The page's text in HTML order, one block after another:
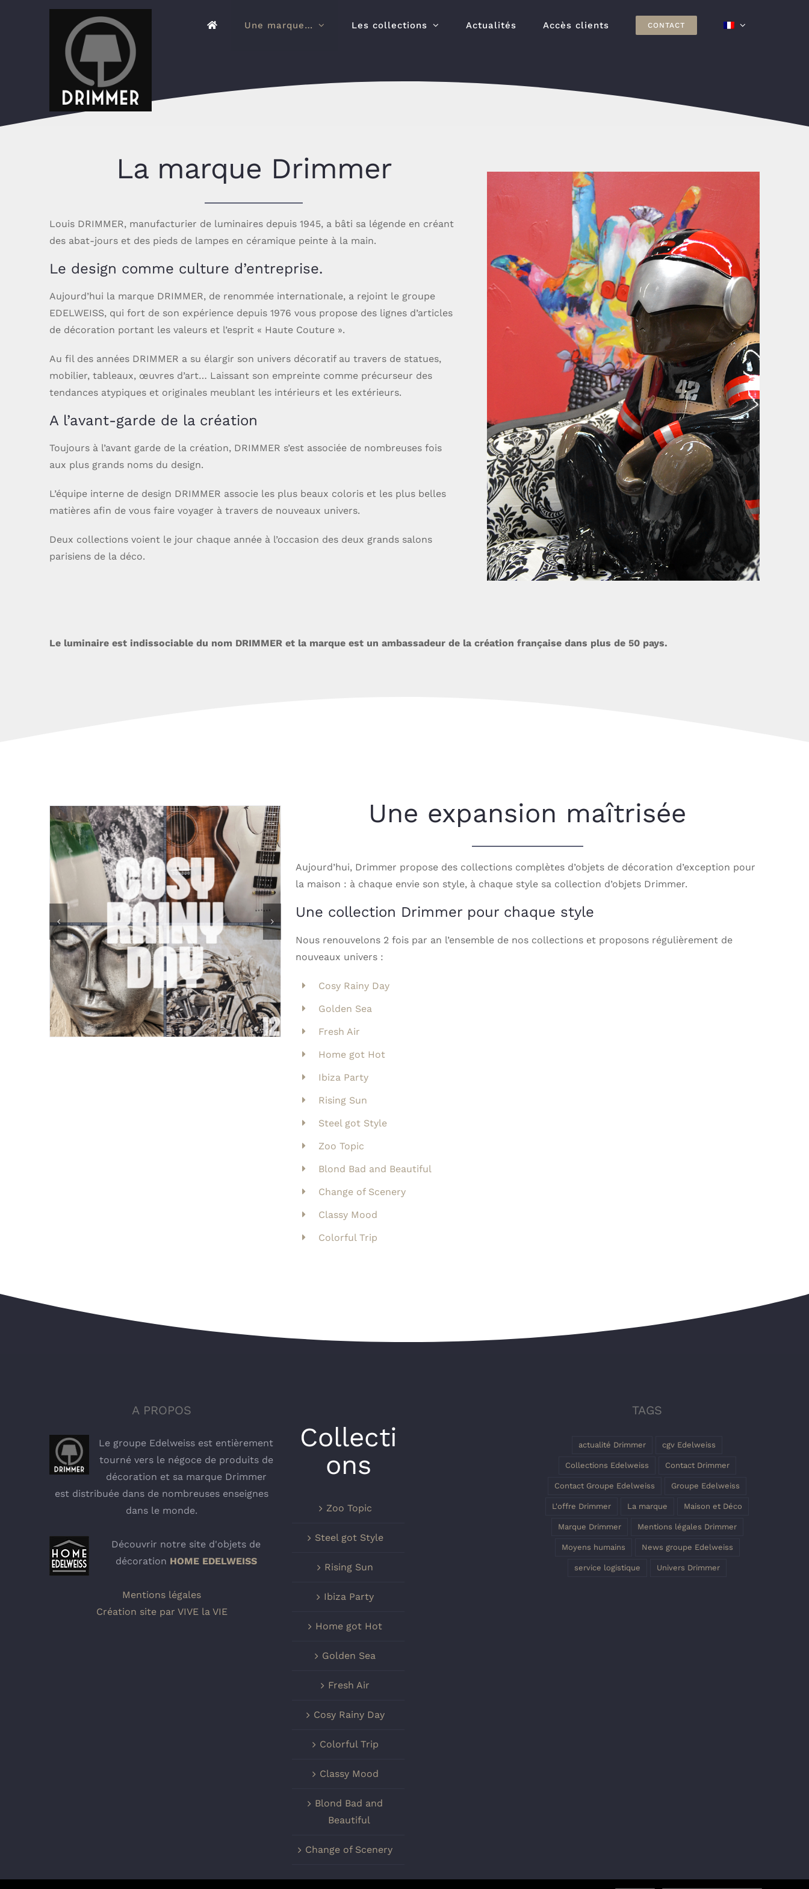
Une marque… Les collections Actualités Accès clients CONTACT
La marque Drimmer
Louis DRIMMER, manufacturier de luminaires depuis 1945, a bâti sa légende en créant
des abat-jours et des pieds de lampes en céramique peinte à la main.
Le design comme culture d’entreprise.
Aujourd’hui la marque DRIMMER, de renommée internationale, a rejoint le groupe
EDELWEISS, qui fort de son expérience depuis 1976 vous propose des lignes d’articles
de décoration portant les valeurs et l’esprit « Haute Couture ».
Au fil des années DRIMMER a su élargir son univers décoratif au travers de statues,
mobilier, tableaux, œuvres d’art… Laissant son empreinte comme précurseur des
tendances atypiques et originales meublant les intérieurs et les extérieurs.
A l’avant-garde de la création
Toujours à l’avant garde de la création, DRIMMER s’est associée de nombreuses fois
aux plus grands noms du design.
L’équipe interne de design DRIMMER associe les plus beaux coloris et les plus belles
matières afin de vous faire voyager à travers de nouveaux univers.
Deux collections voient le jour chaque année à l’occasion des deux grands salons
parisiens de la déco.
Le luminaire est indissociable du nom DRIMMER et la marque est un ambassadeur de la création française dans plus de 50 pays.
Une expansion maîtrisée
Aujourd’hui, Drimmer propose des collections complètes d’objets de décoration d’exception pour
la maison : à chaque envie son style, à chaque style sa collection d’objets Drimmer.
Une collection Drimmer pour chaque style
Nous renouvelons 2 fois par an l’ensemble de nos collections et proposons régulièrement de
nouveaux univers :
Cosy Rainy Day
Golden Sea
Fresh Air
Home got Hot
Ibiza Party
Rising Sun
Steel got Style
Zoo Topic
Blond Bad and Beautiful
Change of Scenery
Classy Mood
Colorful Trip
A PROPOS
Le groupe Edelweiss est entièrement
tourné vers le négoce de produits de
décoration et sa marque Drimmer
est distribuée dans de nombreuses enseignes
dans le monde.
Découvrir notre site d'objets de
décoration HOME EDELWEISS
Mentions légales
Création site par VIVE la VIE
Collecti
ons
Zoo Topic
Steel got Style
Rising Sun
Ibiza Party
Home got Hot
Golden Sea
Fresh Air
Cosy Rainy Day
Colorful Trip
Classy Mood
Blond Bad and
Beautiful
Change of Scenery
TAGS
actualité Drimmer cgv Edelweiss
Collections Edelweiss Contact Drimmer
Contact Groupe Edelweiss Groupe Edelweiss
L'offre Drimmer La marque Maison et Déco
Marque Drimmer Mentions légales Drimmer
Moyens humains News groupe Edelweiss
service logistique Univers Drimmer